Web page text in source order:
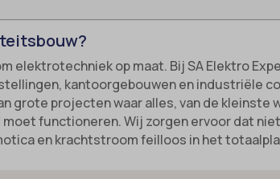
elektrotechniek op maat. Bij SA Elektro
kantoorgebouwen en industriële
grote projecten waar alles, van de
functioneren. Wij zorgen ervoor dat
en krachtstroom feilloos in het